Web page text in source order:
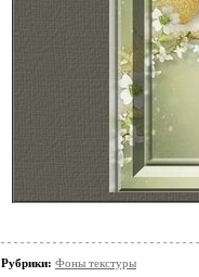
Рубрики: Фоны текстуры